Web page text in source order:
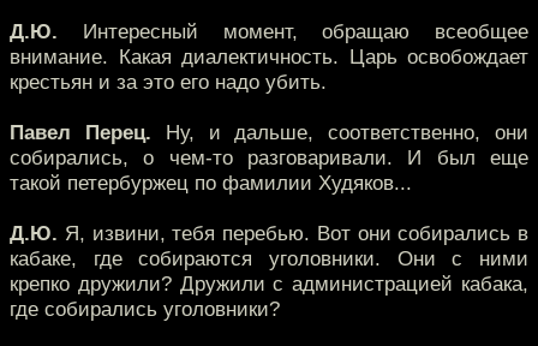
Д.Ю. Интересный момент, обращаю всеобщее
внимание. Какая диалектичность. Царь освобождает
крестьян и за это его надо убить.
Павел Перец. Ну, и дальше, соответственно, они
собирались, о чем-то разговаривали. И был еще
такой петербуржец по фамилии Худяков...
Д.Ю. Я, извини, тебя перебью. Вот они собирались в
кабаке, где собираются уголовники. Они с ними
крепко дружили? Дружили с администрацией кабака,
где собирались уголовники?